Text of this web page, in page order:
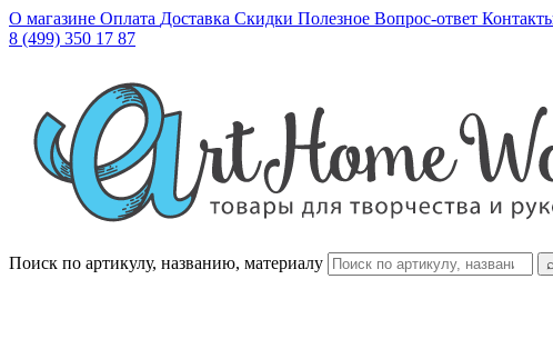
О магазине Оплата Доставка Скидки Полезное Вопрос-ответ
8 (499) 350 17 87
Поиск по артикулу, названию, материалу ⌕